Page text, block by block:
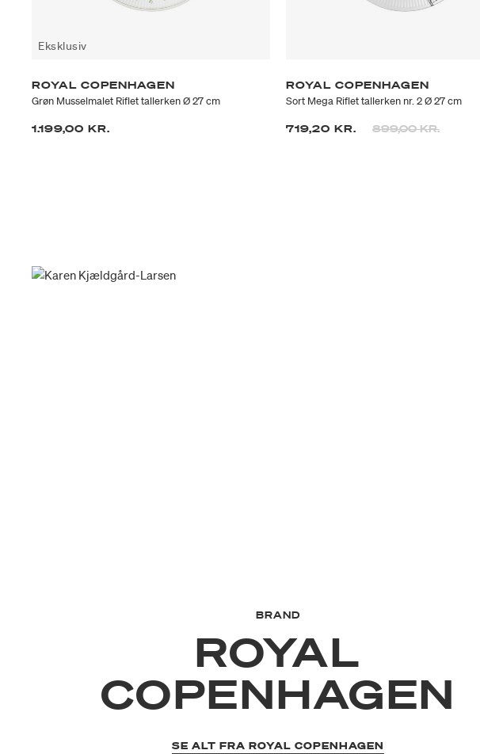
Eksklusiv
ROYAL COPENHAGEN
Grøn Musselmalet Riflet tallerken Ø 27 cm
1.199,00 KR.
ROYAL COPENHAGEN
Sort Mega Riflet tallerken nr. 2 Ø 27 cm
719,20 KR. Prisen er nedsat fra
899,00 KR.til
BRAND
ROYAL
COPENHAGEN
SE ALT FRA ROYAL COPENHAGEN